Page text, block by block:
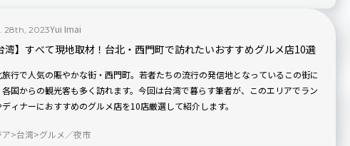
28th, 2023Yui Imai
湾】すべて現地取材！台北・西門町で訪れたいおすすめグルメ店10選
行で人気の賑やかな街・西門町。若者たちの流行の発信地となっているこの街に
各国からの観光客も多く訪れます。今回は台湾で暮らす筆者が、このエリアでラン
ディナーにおすすめのグルメ店を10店厳選して紹介します。
台湾 グルメ／夜市